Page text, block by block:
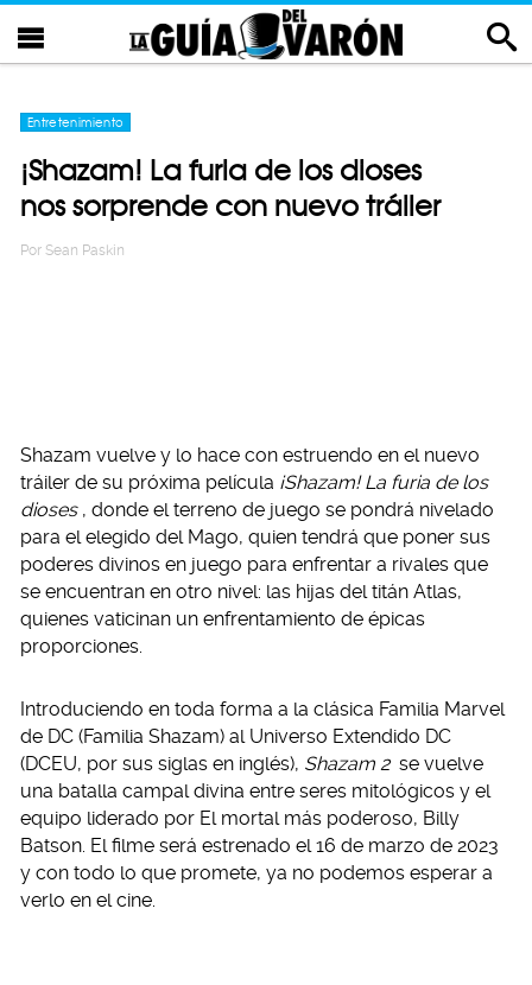
Entretenimiento
¡Shazam! La furia de los dioses
nos sorprende con nuevo tráiler
Por Sean Paskin
Shazam vuelve y lo hace con estruendo en el nuevo
tráiler de su próxima película ¡Shazam! La furia de los
dioses , donde el terreno de juego se pondrá nivelado
para el elegido del Mago, quien tendrá que poner sus
poderes divinos en juego para enfrentar a rivales que
se encuentran en otro nivel: las hijas del titán Atlas,
quienes vaticinan un enfrentamiento de épicas
proporciones.
Introduciendo en toda forma a la clásica Familia Marvel
de DC (Familia Shazam) al Universo Extendido DC
(DCEU, por sus siglas en inglés), Shazam 2 se vuelve
una batalla campal divina entre seres mitológicos y el
equipo liderado por El mortal más poderoso, Billy
Batson. El filme será estrenado el 16 de marzo de 2023
y con todo lo que promete, ya no podemos esperar a
verlo en el cine.